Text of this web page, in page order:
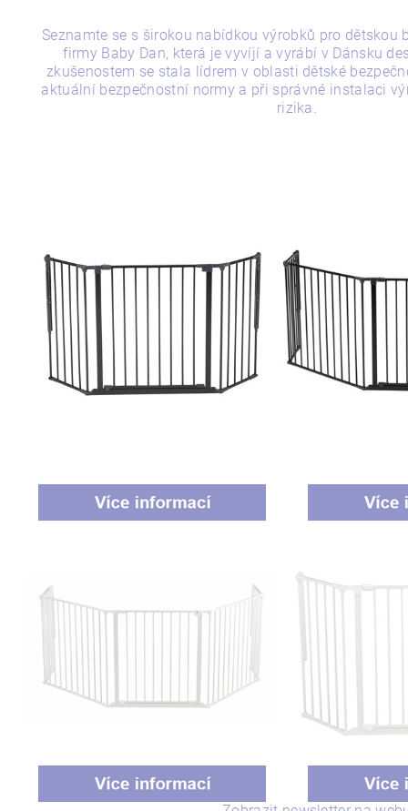
Seznamte se s širokou nabídkou výrobků pro dětskou
firmy Baby Dan, která je vyvíjí a vyrábí v Dánsku
zkušenostem se stala lídrem v oblasti dětské
aktuální bezpečnostní normy a při správné instalaci
rizika.